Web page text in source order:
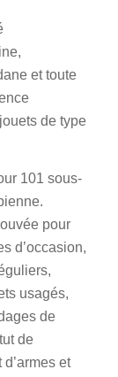
et toute
de type
101 sous-
pour
d’occasion,
usagés,
de
de
et